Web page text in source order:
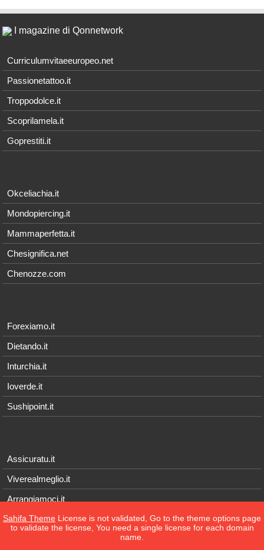
I magazine di Qonnetwork
Curriculumvitaeeuropeo.net
Passionetattoo.it
Troppodolce.it
Scoprilamela.it
Goprestiti.it
Okceliachia.it
Mondopiercing.it
Mammaperfetta.it
Chesignifica.net
Chenozze.com
Forexiamo.it
Dietando.it
Inturchia.it
Ioverde.it
Sushipoint.it
Assicuratu.it
Viverealmeglio.it
Arrangiamoci.it
Tecnichef.it
Sahifa Theme License is not validated, Go to the theme options page
to validate the license, You need a single license for each domain
name.